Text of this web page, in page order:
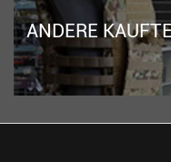
ANDERE